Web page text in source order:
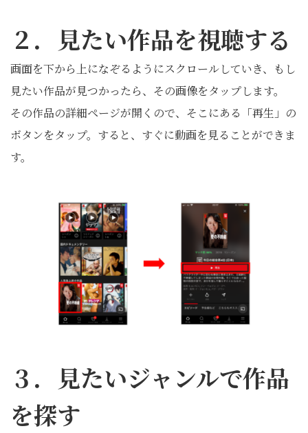
２．見たい作品を視聴する
画面を下から上になぞるようにスクロールしていき、もし
見たい作品が見つかったら、その画像をタップします。
その作品の詳細ページが開くので、そこにある「再生」の
ボタンをタップ。すると、すぐに動画を見ることができま
す。
３．見たいジャンルで作品
を探す